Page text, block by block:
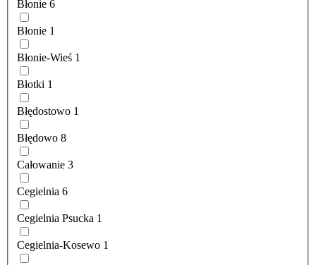
Błonie 6
Błonie 1
Błonie-Wieś 1
Błotki 1
Błędostowo 1
Błędowo 8
Całowanie 3
Cegielnia 6
Cegielnia Psucka 1
Cegielnia-Kosewo 1